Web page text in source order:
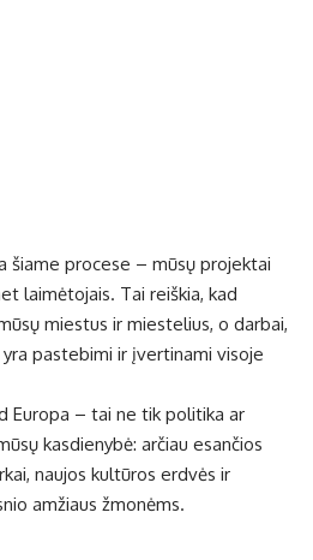
šiame procese – mūsų projektai
laimėtojais. Tai reiškia, kad
miestus ir miestelius, o darbai,
pastebimi ir įvertinami visoje
Europa – tai ne tik politika ar
kasdienybė: arčiau esančios
naujos kultūros erdvės ir
amžiaus žmonėms.